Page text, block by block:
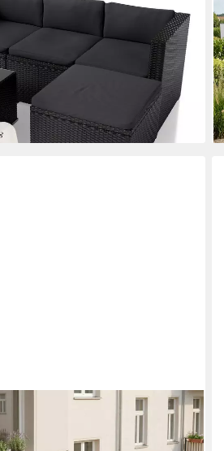
Cana, (Set, Sitzgruppe), Polyrattan
1 Sofa und 1 Hocker
bei dir
Set Aluminium Outdoor,
Personen, 5-tlg., mit Polywood